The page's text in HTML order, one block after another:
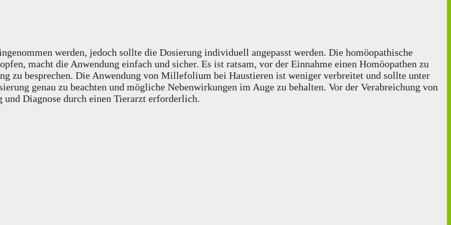
werden, jedoch sollte die Dosierung individuell angepasst werden. Die homöopathische
macht die Anwendung einfach und sicher. Es ist ratsam, vor der Einnahme einen Homöopathen zu
zu besprechen. Die Anwendung von Millefolium bei Haustieren ist weniger verbreitet und sollte unter
genau zu beachten und mögliche Nebenwirkungen im Auge zu behalten. Vor der Verabreichung von
Diagnose durch einen Tierarzt erforderlich.